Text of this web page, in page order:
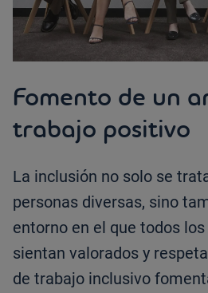
Fomento de un
trabajo positivo
La inclusión no solo se
personas diversas, sino
entorno en el que todos
sientan valorados y
de trabajo inclusivo